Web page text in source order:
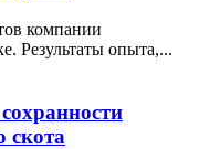
компании
Результаты опыта,...
скота